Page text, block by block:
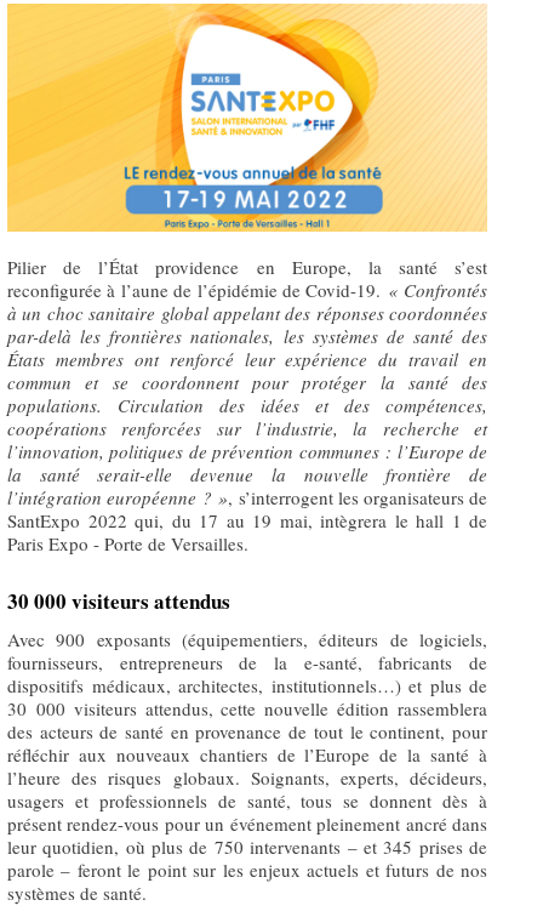
Pilier de l’État providence en Europe, la santé s’est
reconfigurée à l’aune de l’épidémie de Covid-19. « Confrontés
à un choc sanitaire global appelant des réponses coordonnées
par-delà les frontières nationales, les systèmes de santé des
États membres ont renforcé leur expérience du travail en
commun et se coordonnent pour protéger la santé des
populations. Circulation des idées et des compétences,
coopérations renforcées sur l’industrie, la recherche et
l’innovation, politiques de prévention communes : l’Europe de
la santé serait-elle devenue la nouvelle frontière de
l’intégration européenne ? », s’interrogent les organisateurs de
SantExpo 2022 qui, du 17 au 19 mai, intègrera le hall 1 de
Paris Expo - Porte de Versailles.
30 000 visiteurs attendus
Avec 900 exposants (équipementiers, éditeurs de logiciels,
fournisseurs, entrepreneurs de la e-santé, fabricants de
dispositifs médicaux, architectes, institutionnels…) et plus de
30 000 visiteurs attendus, cette nouvelle édition rassemblera
des acteurs de santé en provenance de tout le continent, pour
réfléchir aux nouveaux chantiers de l’Europe de la santé à
l’heure des risques globaux. Soignants, experts, décideurs,
usagers et professionnels de santé, tous se donnent dès à
présent rendez-vous pour un événement pleinement ancré dans
leur quotidien, où plus de 750 intervenants – et 345 prises de
parole – feront le point sur les enjeux actuels et futurs de nos
systèmes de santé.